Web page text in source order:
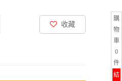
購
物
車
0
件
結
收藏